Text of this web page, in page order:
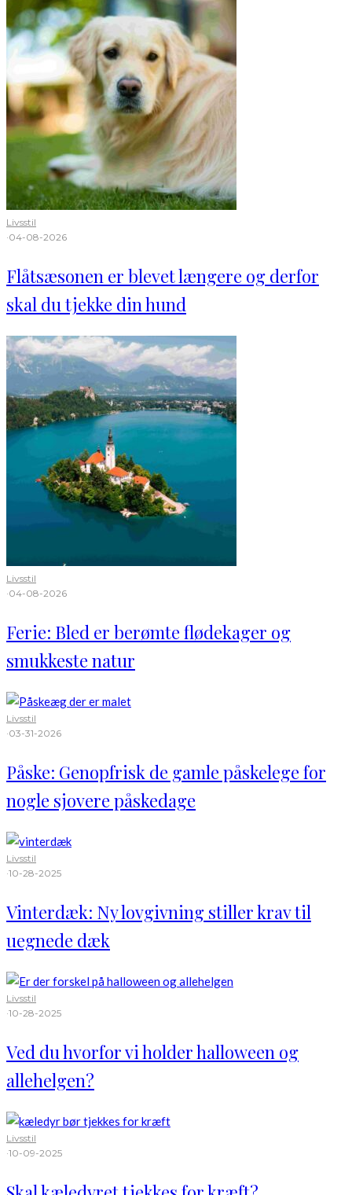
Livsstil
·04-08-2026
Flåtsæsonen er blevet længere og derfor
skal du tjekke din hund
Livsstil
·04-08-2026
Ferie: Bled er berømte flødekager og
smukkeste natur
Livsstil
·03-31-2026
Påske: Genopfrisk de gamle påskelege for
nogle sjovere påskedage
Livsstil
·10-28-2025
Vinterdæk: Ny lovgivning stiller krav til
uegnede dæk
Livsstil
·10-28-2025
Ved du hvorfor vi holder halloween og
allehelgen?
Livsstil
·10-09-2025